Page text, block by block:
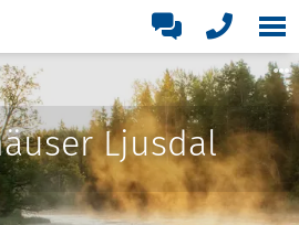
Ljusdal